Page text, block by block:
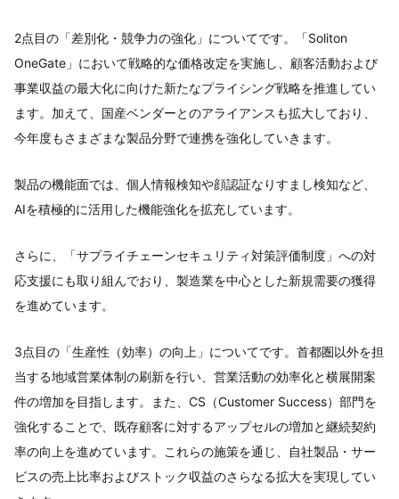
2点目の「差別化・競争力の強化」についてです。「Soliton
OneGate」において戦略的な価格改定を実施し、顧客活動および
事業収益の最大化に向けた新たなプライシング戦略を推進してい
ます。加えて、国産ベンダーとのアライアンスも拡大しており、
今年度もさまざまな製品分野で連携を強化していきます。
製品の機能面では、個人情報検知や顔認証なりすまし検知など、
AIを積極的に活用した機能強化を拡充しています。
さらに、「サプライチェーンセキュリティ対策評価制度」への対
応支援にも取り組んでおり、製造業を中心とした新規需要の獲得
を進めています。
3点目の「生産性（効率）の向上」についてです。首都圏以外を担
当する地域営業体制の刷新を行い、営業活動の効率化と横展開案
件の増加を目指します。また、CS（Customer Success）部門を
強化することで、既存顧客に対するアップセルの増加と継続契約
率の向上を進めています。これらの施策を通じ、自社製品・サー
ビスの売上比率およびストック収益のさらなる拡大を実現してい